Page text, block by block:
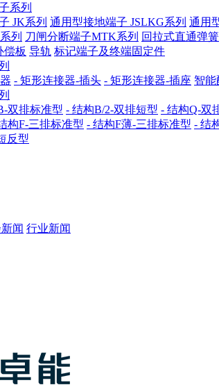
系列
JK系列 通用型接地端子 JSLKG系列 通用
列 刀闸分断端子MTK系列 回拉式直通弹
偿板 导轨 标记端子及终端固定件
- 矩形连接器-插头 - 矩形连接器-插座 智能
双排标准型 - 结构B/2-双排短型 - 结构Q-双
构F-三排标准型 - 结构F薄-三排标准型 - 结
反型
闻 行业新闻